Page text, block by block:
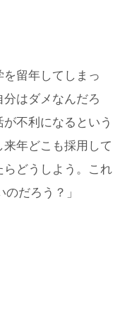
を留年してしまっ
分はダメなんだろ
が不利になるという
来年どこも採用して
らどうしよう。これ
だろう？」